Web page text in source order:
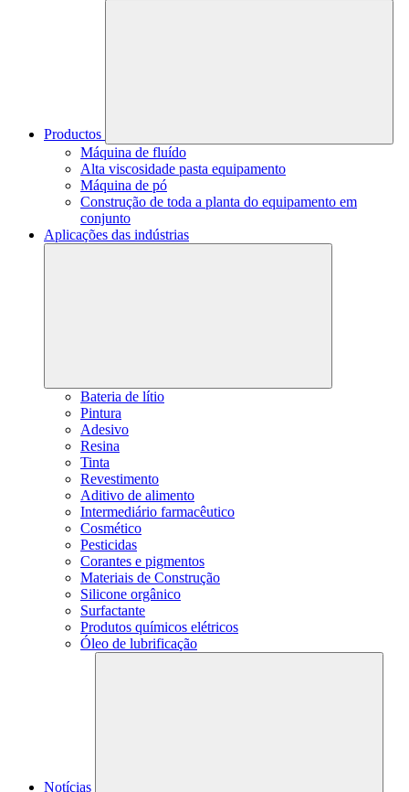
Productos
Máquina de fluído
Alta viscosidade pasta equipamento
Máquina de pó
Construção de toda a planta do equipamento em
conjunto
Aplicações das indústrias
Bateria de lítio
Pintura
Adesivo
Resina
Tinta
Revestimento
Aditivo de alimento
Intermediário farmacêutico
Cosmético
Pesticidas
Corantes e pigmentos
Materiais de Construção
Silicone orgânico
Surfactante
Produtos químicos elétricos
Óleo de lubrificação
Notícias